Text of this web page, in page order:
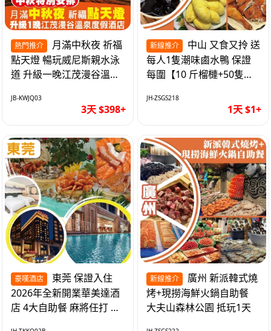
熱門推介
點天燈 暢玩威尼斯親水泳
道 升級一晚江茂漫谷溫泉
純玩3天
JB-KWJQ03
3天 $398+
新線推介
每人1隻潮味鹵水鴨 保證
每圍【10 斤榴槤+50隻湛
1天
JH-ZSGS218
1天 $1+
豪嘆酒店
2026年全新開業華美達酒
店 4大自助餐 麻將任打 抵
新線推介
烤+現撈海鮮火鍋自助餐
大夫山森林公園 抵玩1天